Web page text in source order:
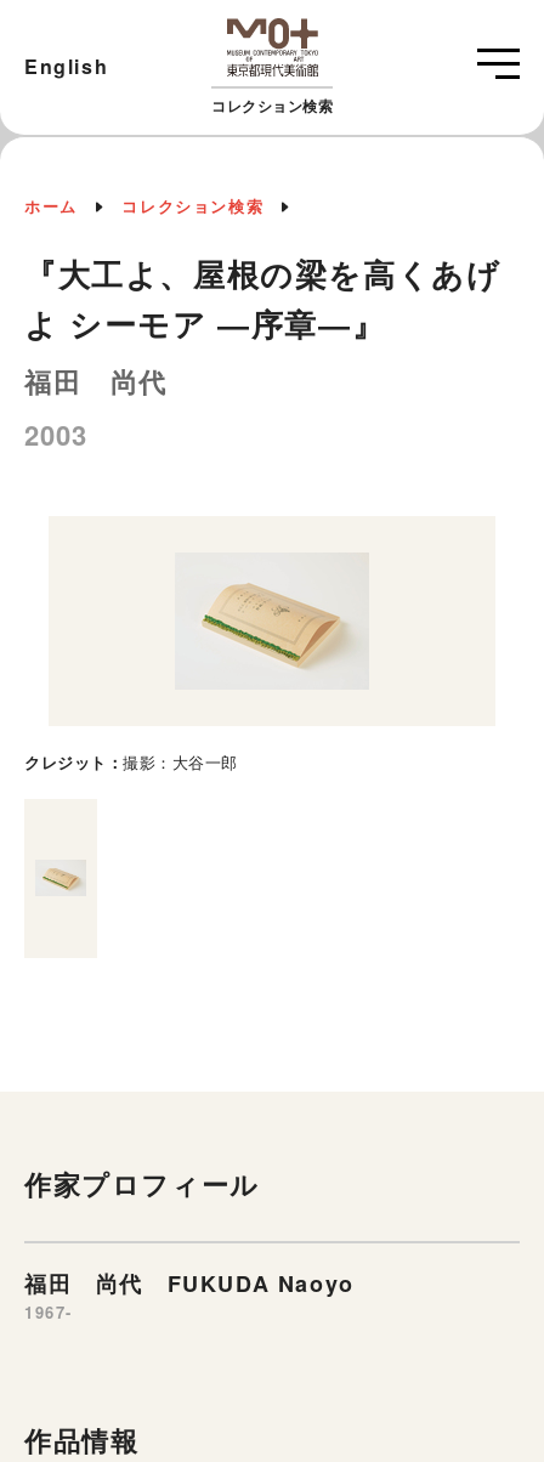
コレクション検索
English
ホーム コレクション検索
『大工よ、屋根の梁を高くあげ
よ シーモア ―序章―』
福田 尚代
2003
クレジット 撮影：大谷一郎
作家プロフィール
福田 尚代 FUKUDA Naoyo
1967-
作品情報